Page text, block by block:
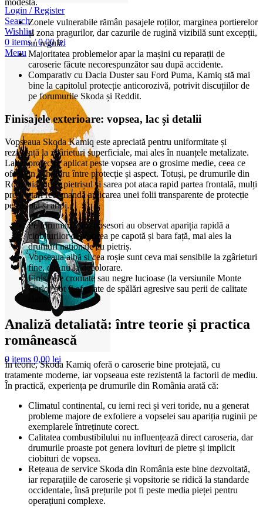
Login / Register
Search
Wishlist
0 items / 0,00lei
Menu
0 items 0,00 lei
modestă.
Zonele vulnerabile rămân pasajele roților, marginea portierelor
și zona pragurilor, dar cazurile de rugină vizibilă sunt excepții,
nu regulă.
Majoritatea problemelor apar la mașini cu reparații de
caroserie făcute necorespunzător sau după accidente.
Comparativ cu Dacia Duster sau Ford Puma, Kamiq stă mai
bine la capitolul protecție anticorozivă, potrivit discuțiilor de
pe forumurile Skoda și Reddit.
Finisajele exterioare: vopsea, lac și detalii
Vopseaua Skoda Kamiq este apreciată pentru uniformitate și
rezistență la zgârieturi superficiale, mai ales în nuanțele metalizate.
Lacul protector aplicat peste vopsea are o grosime medie, ceea ce
oferă un echilibru între protecție și aspect. Totuși, pe drumurile din
România, unde pietrișul și sarea pot ataca rapid partea frontală, mulți
proprietari recomandă aplicarea unei folii transparente de protecție
pe capotă și aripi.
Pe forumuri, unii posesori au observat apariția rapidă a
ciobiturilor de vopsea pe capotă și bara față, mai ales la
drumuri naționale cu pietriș.
Vopseaua albă și cea roșie sunt ceva mai sensibile la zgârieturi
fine, dar nu la decolorare.
Finisajele cromate sau negre lucioase (la versiunile Monte
Carlo) pot fi afectate de spălări agresive sau perii de calitate
slabă.
Analiză detaliată: între teorie și practica
românească
În teorie, Skoda Kamiq oferă o caroserie bine protejată, cu
tratamente moderne, iar vopseaua este rezistentă la factorii de mediu.
În practică, experiența pe drumurile din România arată că:
Climatul continental, cu ierni reci și veri toride, nu a generat
probleme majore de exfoliere a vopselei sau apariția ruginii pe
exemplarele întreținute corect.
Calitatea combustibilului nu influențează direct caroseria, dar
drumurile proaste pot genera lovituri de pietre și implicit
ciobituri de vopsea.
Rețeaua de service Skoda din România este bine dezvoltată,
iar reparațiile de caroserie și vopsitorie se ridică la standarde
occidentale, însă prețurile pot fi peste media pieței pentru
operațiuni complexe.